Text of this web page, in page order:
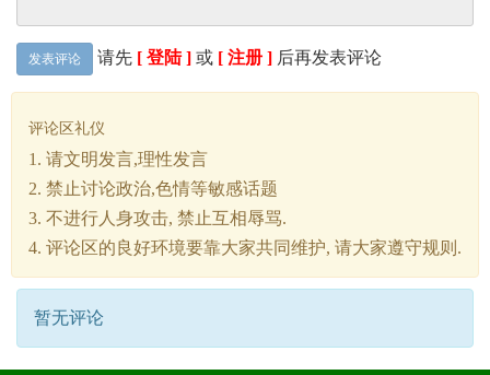
发表评论 请先 [ 登陆 ] 或 [ 注册 ] 后再发表评论
评论区礼仪
1. 请文明发言,理性发言
2. 禁止讨论政治,色情等敏感话题
3. 不进行人身攻击, 禁止互相辱骂.
4. 评论区的良好环境要靠大家共同维护, 请大家遵守规则.
暂无评论